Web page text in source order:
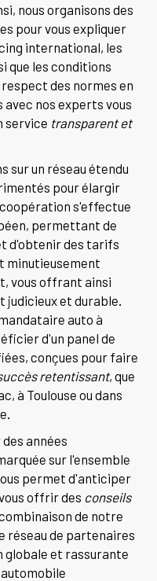
nous organisons des
pour vous expliquer
international, les
que les conditions
des normes en
avec nos experts vous
service transparent et
sur un réseau étendu
pour élargir
s'effectue
permettant de
d'obtenir des tarifs
minutieusement
vous offrant ainsi
judicieux et durable.
auto à
d'un panel de
conçues pour faire
retentissant, que
à Toulouse ou dans
années
sur l'ensemble
permet d'anticiper
offrir des conseils
de notre
réseau de partenaires
globale et rassurante